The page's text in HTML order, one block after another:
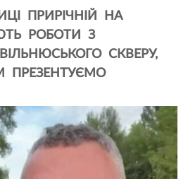
ПРИРІЧНІЙ НА
РОБОТИ З
СКВЕРУ,
ПРЕЗЕНТУЄМО